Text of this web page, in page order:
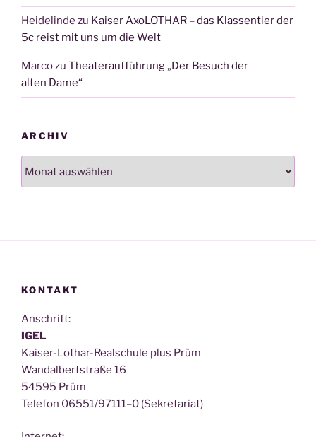
Heidelinde zu Kaiser AxoLOTHAR – das Klassentier der
5c reist mit uns um die Welt
Marcozu Theateraufführung „Der Besuch der
alten Dame“
ARCHIV
KONTAKT
Anschrift:
IGEL
Kai­ser-Lothar-Real­schu­le plus Prüm
Wan­dal­bert­stra­ße 16
54595 Prüm
Tele­fon 06551/97111–0 (Sekre­ta­ri­at)